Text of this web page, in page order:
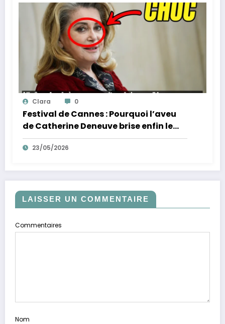
Clara 0
Festival de Cannes : Pourquoi l’aveu
de Catherine Deneuve brise enfin le
mythe de la Croisette
23/05/2026
LAISSER UN COMMENTAIRE
Commentaires
Nom